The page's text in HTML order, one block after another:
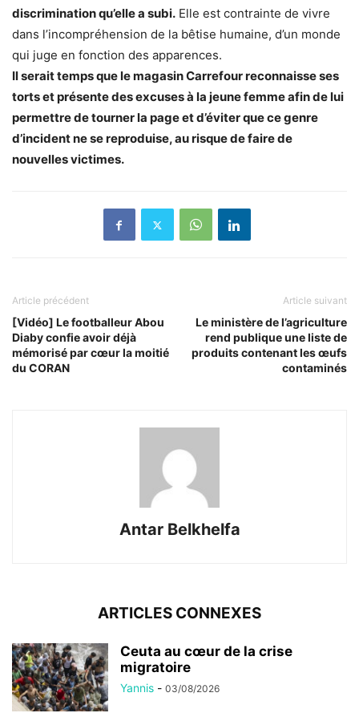
discrimination qu’elle a subi. Elle est contrainte de vivre
dans l’incompréhension de la bêtise humaine, d’un monde
qui juge en fonction des apparences.
Il serait temps que le magasin Carrefour reconnaisse ses
torts et présente des excuses à la jeune femme afin de lui
permettre de tourner la page et d’éviter que ce genre
d’incident ne se reproduise, au risque de faire de
nouvelles victimes.
Article précédent
[Vidéo] Le footballeur Abou
Diaby confie avoir déjà
mémorisé par cœur la moitié
du CORAN
Article suivant
Le ministère de l’agriculture
rend publique une liste de
produits contenant les œufs
contaminés
Antar Belkhelfa
ARTICLES CONNEXES
Ceuta au cœur de la crise
migratoire
Yannis - 03/08/2026